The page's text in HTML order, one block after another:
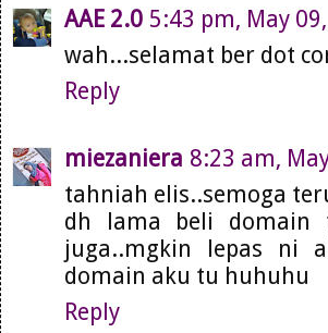
AAE 2.0 5:43 pm, May
wah...selamat ber dot
Reply
miezaniera 8:23 am,
tahniah elis..semoga
dh lama beli
juga..mgkin lepas ni
domain aku tu huhuhu
Reply